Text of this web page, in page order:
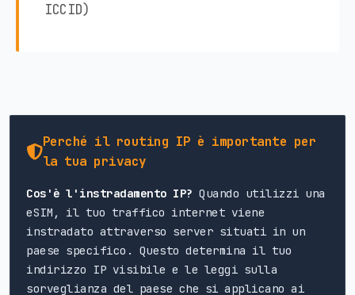
ICCID)
Perché il routing IP è importante per
la tua privacy
Cos'è l'instradamento IP? Quando utilizzi una
eSIM, il tuo traffico internet viene
instradato attraverso server situati in un
paese specifico. Questo determina il tuo
indirizzo IP visibile e le leggi sulla
sorveglianza del paese che si applicano ai